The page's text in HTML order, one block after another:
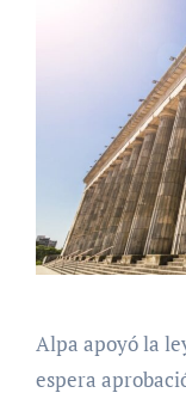
Alpa apoyó la
espera